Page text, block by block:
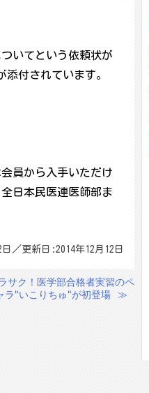
いてという依頼状が
付されています。
員から入手いただけ
日本民医連医師部ま
／更新日:2014年12月12日
サク！医学部合格者実習のペ
ラ"いこりちゅ"が初登場
≫